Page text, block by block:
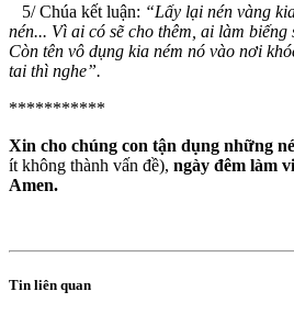
5/ Chúa kết luận: “Lấy lại nén vàng
nén... Vì ai có sẽ cho thêm, ai làm
Còn tên vô dụng kia ném nó vào nơi
tai thì nghe”.
***********
Xin cho chúng con tận dụng những
ít không thành vấn đề), ngày đêm làm
Amen.
Tin liên quan